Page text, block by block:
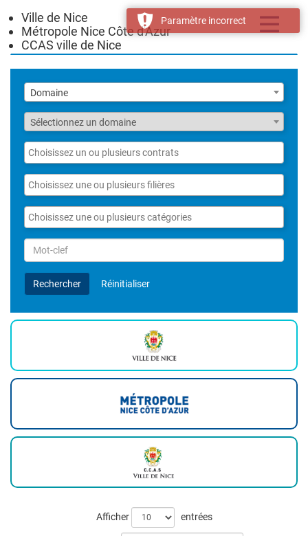
Toggle
Ville de Nice
Métropole Nice Côte d'Azur
CCAS ville de Nice
Liste
des
domaines
Domaine
Fonction
Sélectionnez un domaine
Liste
des
contrats
Liste
des
filières
Liste
des
catégories
Rechercher
par
Mot-
clefRechercher Réinitialiser
Afficher entrées
Paramètre incorrect